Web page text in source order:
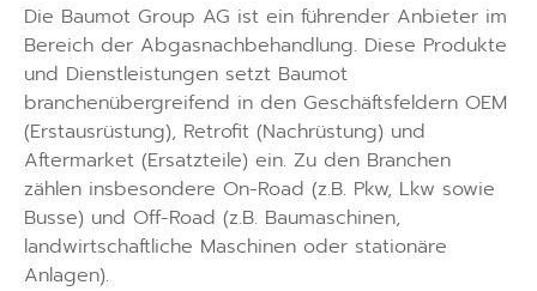
Die Baumot Group AG ist ein führender Anbieter im
Bereich der Abgasnachbehandlung. Diese Produkte
und Dienstleistungen setzt Baumot
branchenübergreifend in den Geschäftsfeldern OEM
(Erstausrüstung), Retrofit (Nachrüstung) und
Aftermarket (Ersatzteile) ein. Zu den Branchen
zählen insbesondere On-Road (z.B. Pkw, Lkw sowie
Busse) und Off-Road (z.B. Baumaschinen,
landwirtschaftliche Maschinen oder stationäre
Anlagen).